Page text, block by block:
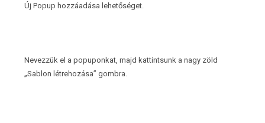
Új Popup hozzáadása lehetőséget.
Nevezzük el a popuponkat, majd kattintsunk a nagy zöld
„Sablon létrehozása” gombra.